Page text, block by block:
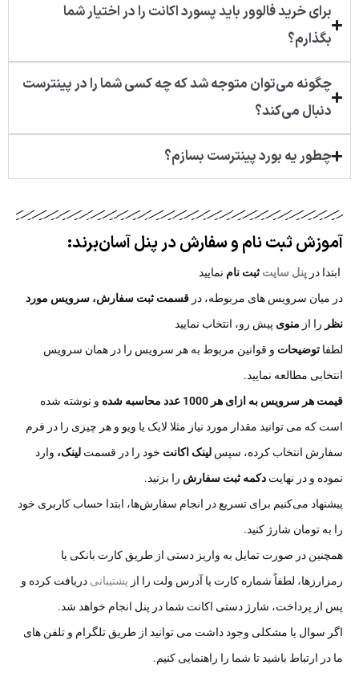
برای خرید فالوور باید پسورد اکانت را در اختیار شما
بگذارم؟
چگونه می‌توان متوجه شد که چه کسی شما را در پینترست
دنبال می‌کند؟
چطور یه بورد پینترست بسازم؟
آموزش ثبت نام و سفارش در پنل آسان‌برند:​
ابتدا در پنل سایت ثبت نام نمایید
در میان سرویس های مربوطه، در قسمت ثبت سفارش، سرویس مورد
نظر را از منوی پیش رو، انتخاب نمایید
لطفا توضیحات و قوانین مربوط به هر سرویس را در همان سرویس
انتخابی مطالعه نمایید.
قیمت هر سرویس به ازای هر 1000 عدد محاسبه شده
و نوشته شده
است که می توانید مقدار مورد نیاز مثلا لایک یا ویو و هر چیزی را در فرم
سفارش انتخاب کرده، سپس لینک اکانت خود را در قسمت لینک، وارد
نموده و در نهایت دکمه ثبت سفارش را بزنید.
پیشنهاد می‌کنیم برای تسریع در انجام سفارش‌ها، ابتدا حساب کاربری خود
را به تومان شارژ کنید.
همچنین در صورت تمایل به واریز دستی از طریق کارت بانکی یا
رمزارزها، لطفاً شماره کارت یا آدرس ولت را از پشتیبانی دریافت کرده و
پس از پرداخت، شارژ دستی اکانت شما در پنل انجام خواهد شد.
اگر سوال یا مشکلی وجود داشت می توانید از طریق تلگرام و تلفن های
ما در ارتباط باشید تا شما را راهنمایی کنیم.